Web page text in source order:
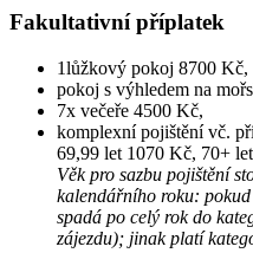
Fakultativní příplatek
1lůžkový pokoj 8700 Kč,
pokoj s výhledem na
7x večeře 4500 Kč,
komplexní pojištění vč.
69,99 let 1070 Kč, 70+
Věk pro sazbu pojištění
kalendářního roku:
spadá po celý rok do
zájezdu); jinak platí